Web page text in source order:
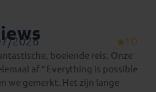
2026 10
boeiende reis. Onze
af “ Everything is possible
we gemerkt. Het zijn lange